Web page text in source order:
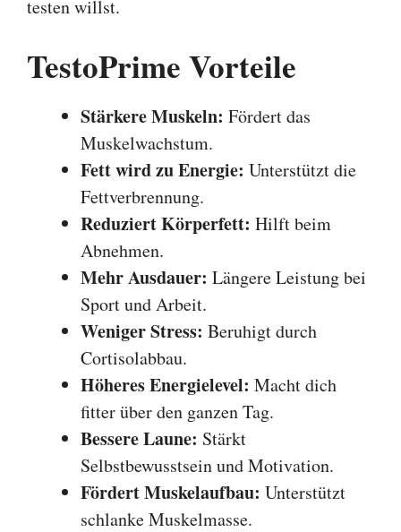
testen willst.
TestoPrime Vorteile
Stärkere Muskeln: Fördert das
Muskelwachstum.
Fett wird zu Energie: Unterstützt die
Fettverbrennung.
Reduziert Körperfett: Hilft beim
Abnehmen.
Mehr Ausdauer: Längere Leistung bei
Sport und Arbeit.
Weniger Stress: Beruhigt durch
Cortisolabbau.
Höheres Energielevel: Macht dich
fitter über den ganzen Tag.
Bessere Laune: Stärkt
Selbstbewusstsein und Motivation.
Fördert Muskelaufbau: Unterstützt
schlanke Muskelmasse.